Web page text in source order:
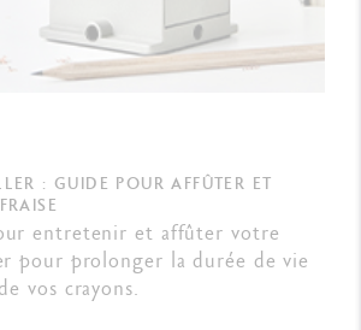
: GUIDE POUR AFFÛTER ET
entretenir et affûter votre
pour prolonger la durée de vie
vos crayons.